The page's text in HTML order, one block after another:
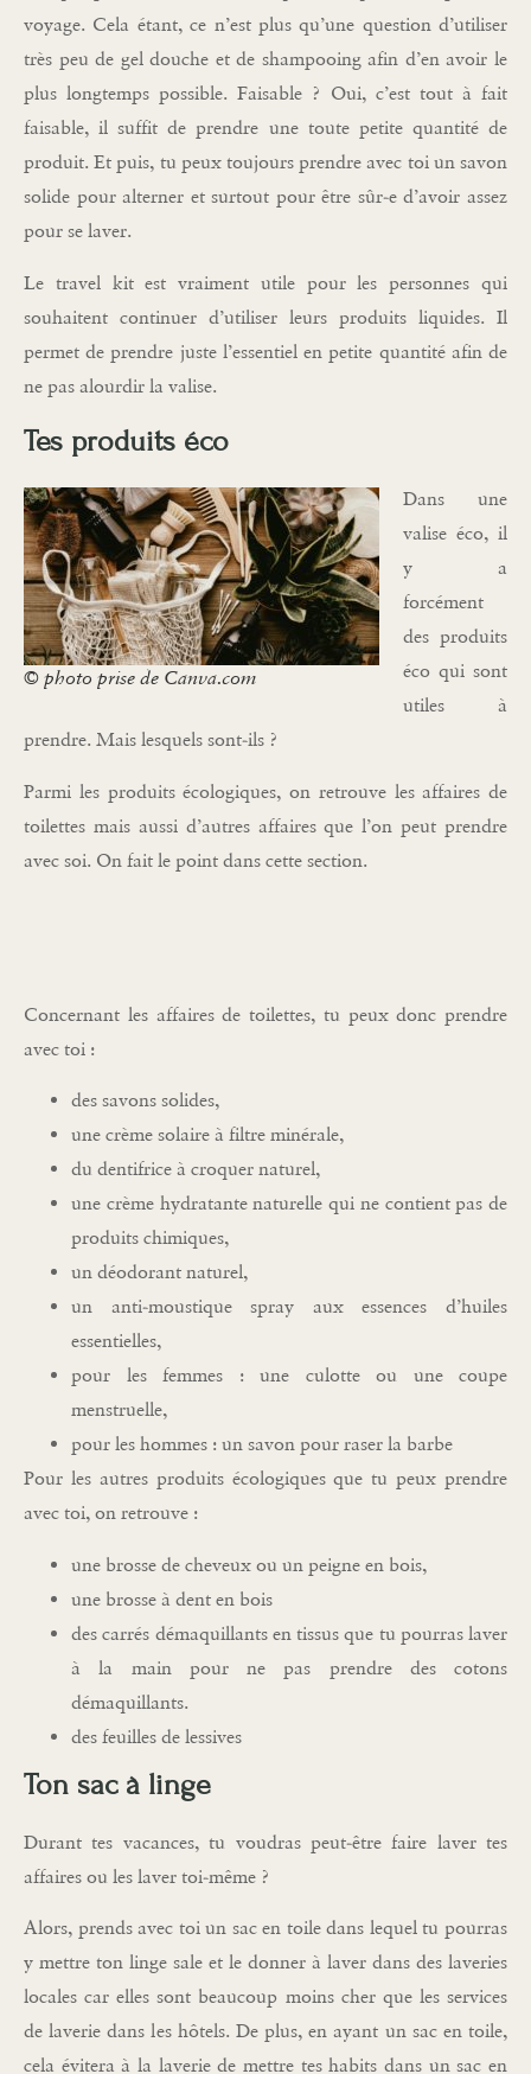
voyage. Cela étant, ce n’est plus qu’une question d’utiliser
très peu de gel douche et de shampooing afin d’en avoir le
plus longtemps possible. Faisable ? Oui, c’est tout à fait
faisable, il suffit de prendre une toute petite quantité de
produit. Et puis, tu peux toujours prendre avec toi un savon
solide pour alterner et surtout pour être sûr-e d’avoir assez
pour se laver.
Le travel kit est vraiment utile pour les personnes qui
souhaitent continuer d’utiliser leurs produits liquides. Il
permet de prendre juste l’essentiel en petite quantité afin de
ne pas alourdir la valise.
Tes produits éco
© photo prise de Canva.com
Dans une
valise éco, il
y a
forcément
des produits
éco qui sont
utiles à
prendre. Mais lesquels sont-ils ?
Parmi les produits écologiques, on retrouve les affaires de
toilettes mais aussi d’autres affaires que l’on peut prendre
avec soi. On fait le point dans cette section.
Concernant les affaires de toilettes, tu peux donc prendre
avec toi :
des savons solides,
une crème solaire à filtre minérale,
du dentifrice à croquer naturel,
une crème hydratante naturelle qui ne contient pas de
produits chimiques,
un déodorant naturel,
un anti-moustique spray aux essences d’huiles
essentielles,
pour les femmes : une culotte ou une coupe
menstruelle,
pour les hommes : un savon pour raser la barbe
Pour les autres produits écologiques que tu peux prendre
avec toi, on retrouve :
une brosse de cheveux ou un peigne en bois,
une brosse à dent en bois
des carrés démaquillants en tissus que tu pourras laver
à la main pour ne pas prendre des cotons
démaquillants.
des feuilles de lessives
Ton sac à linge
Durant tes vacances, tu voudras peut-être faire laver tes
affaires ou les laver toi-même ?
Alors, prends avec toi un sac en toile dans lequel tu pourras
y mettre ton linge sale et le donner à laver dans des laveries
locales car elles sont beaucoup moins cher que les services
de laverie dans les hôtels. De plus, en ayant un sac en toile,
cela évitera à la laverie de mettre tes habits dans un sac en